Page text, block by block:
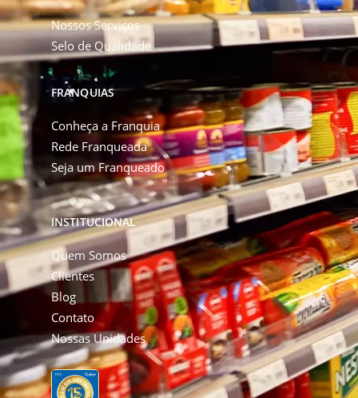
Nossos Serviços
Selo de Qualidade
FRANQUIAS
Conheça a Franquia
Rede Franqueada
Seja um Franqueado
INSTITUCIONAL
Quem Somos
Clientes
Blog
Contato
Nossas Unidades